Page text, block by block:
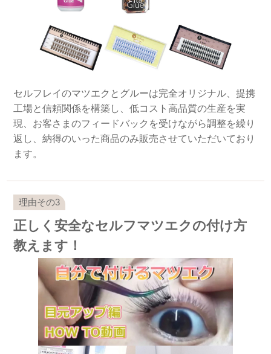
セルフレイのマツエクとグルーは完全オリジナル、提携
工場と信頼関係を構築し、低コスト高品質の生産を実
現、お客さまのフィードバックを受けながら調整を繰り
返し、納得のいった商品のみ販売させていただいており
ます。
正しく安全なセルフマツエクの付け方
教えます！